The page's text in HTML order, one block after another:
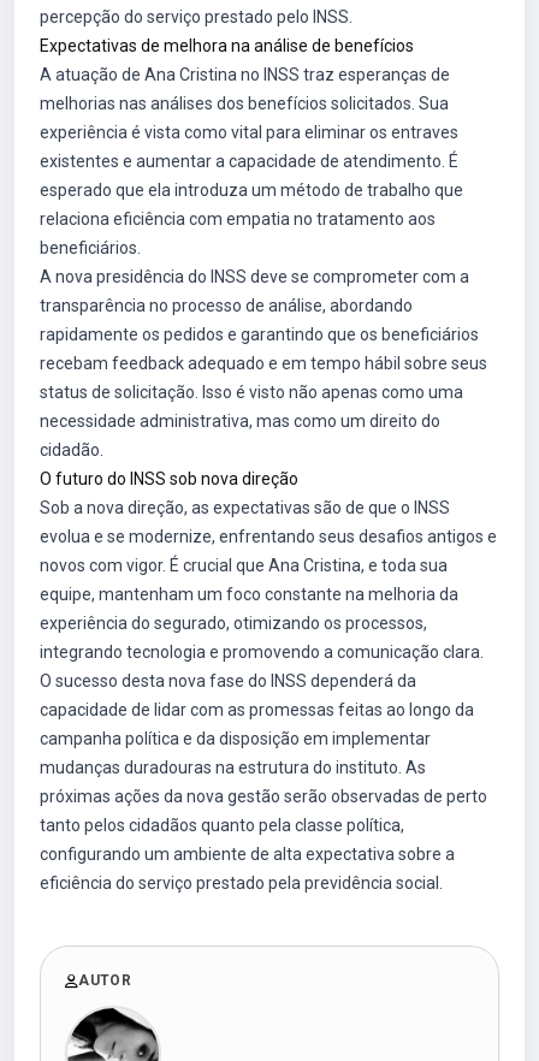
percepção do serviço prestado pelo INSS.
Expectativas de melhora na análise de benefícios
A atuação de Ana Cristina no INSS traz esperanças de
melhorias nas análises dos benefícios solicitados. Sua
experiência é vista como vital para eliminar os entraves
existentes e aumentar a capacidade de atendimento. É
esperado que ela introduza um método de trabalho que
relaciona eficiência com empatia no tratamento aos
beneficiários.
A nova presidência do INSS deve se comprometer com a
transparência no processo de análise, abordando
rapidamente os pedidos e garantindo que os beneficiários
recebam feedback adequado e em tempo hábil sobre seus
status de solicitação. Isso é visto não apenas como uma
necessidade administrativa, mas como um direito do
cidadão.
O futuro do INSS sob nova direção
Sob a nova direção, as expectativas são de que o INSS
evolua e se modernize, enfrentando seus desafios antigos e
novos com vigor. É crucial que Ana Cristina, e toda sua
equipe, mantenham um foco constante na melhoria da
experiência do segurado, otimizando os processos,
integrando tecnologia e promovendo a comunicação clara.
O sucesso desta nova fase do INSS dependerá da
capacidade de lidar com as promessas feitas ao longo da
campanha política e da disposição em implementar
mudanças duradouras na estrutura do instituto. As
próximas ações da nova gestão serão observadas de perto
tanto pelos cidadãos quanto pela classe política,
configurando um ambiente de alta expectativa sobre a
eficiência do serviço prestado pela previdência social.
AUTOR